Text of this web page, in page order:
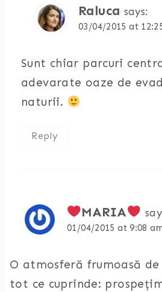
Raluca says:
03/04/2015 at
Sunt chiar parcuri
adevarate oaze de
naturii.
Reply
MARIA
01/04/2015 at 9:08
O atmosferă frumoasă
tot ce cuprinde: